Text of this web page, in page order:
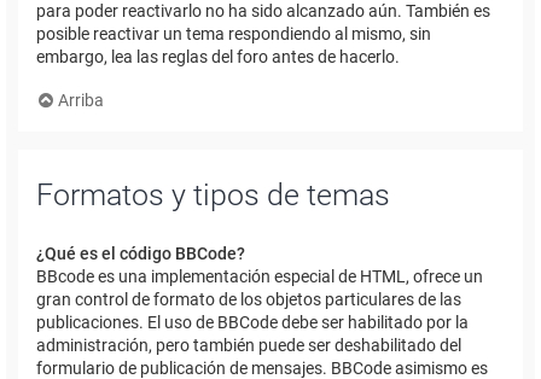
para poder reactivarlo no ha sido alcanzado aún. También es
posible reactivar un tema respondiendo al mismo, sin
embargo, lea las reglas del foro antes de hacerlo.
Arriba
Formatos y tipos de temas
¿Qué es el código BBCode?
BBcode es una implementación especial de HTML, ofrece un
gran control de formato de los objetos particulares de las
publicaciones. El uso de BBCode debe ser habilitado por la
administración, pero también puede ser deshabilitado del
formulario de publicación de mensajes. BBCode asimismo es